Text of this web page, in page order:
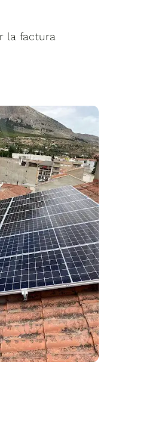
la factura